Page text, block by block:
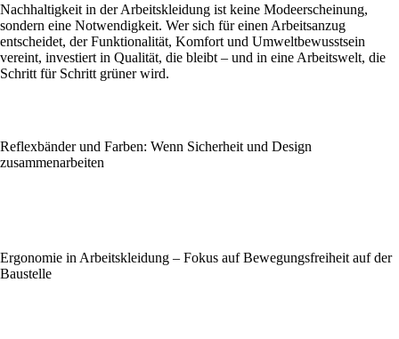
Nachhaltigkeit in der Arbeitskleidung ist keine Modeerscheinung,
sondern eine Notwendigkeit. Wer sich für einen Arbeitsanzug
entscheidet, der Funktionalität, Komfort und Umweltbewusstsein
vereint, investiert in Qualität, die bleibt – und in eine Arbeitswelt, die
Schritt für Schritt grüner wird.
Reflexbänder und Farben: Wenn Sicherheit und Design
zusammenarbeiten
Ergonomie in Arbeitskleidung – Fokus auf Bewegungsfreiheit auf der
Baustelle